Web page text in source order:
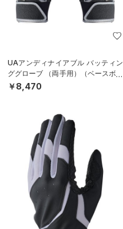
UAアンディナイアブル バッティン
ググローブ （両手用）（ベースボー
ル/MEN）
￥8,470